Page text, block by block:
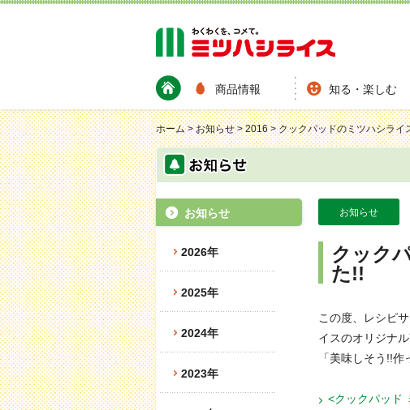
商品情報 知る・楽しむ
ホーム>お知らせ>2016>クックパッドのミツハシライ
お知らせ
2026年
2025年
2024年
2023年
お知らせ
クック
た!!
この度、レシピ
イスのオリジナ
「美味しそう!!
<クックパッド